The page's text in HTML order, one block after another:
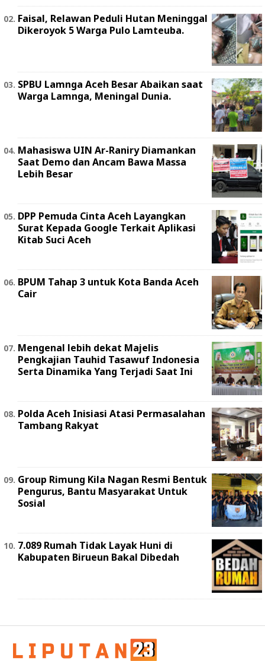
Faisal, Relawan Peduli Hutan Meninggal
Dikeroyok 5 Warga Pulo Lamteuba.
SPBU Lamnga Aceh Besar Abaikan saat
Warga Lamnga, Meningal Dunia.
Mahasiswa UIN Ar-Raniry Diamankan
Saat Demo dan Ancam Bawa Massa
Lebih Besar
DPP Pemuda Cinta Aceh Layangkan
Surat Kepada Google Terkait Aplikasi
Kitab Suci Aceh
BPUM Tahap 3 untuk Kota Banda Aceh
Cair
Mengenal lebih dekat Majelis
Pengkajian Tauhid Tasawuf Indonesia
Serta Dinamika Yang Terjadi Saat Ini
Polda Aceh Inisiasi Atasi Permasalahan
Tambang Rakyat
Group Rimung Kila Nagan Resmi Bentuk
Pengurus, Bantu Masyarakat Untuk
Sosial
7.089 Rumah Tidak Layak Huni di
Kabupaten Birueun Bakal Dibedah